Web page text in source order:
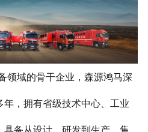
领域的骨干企业，森源鸿马深
，拥有省级技术中心、工业